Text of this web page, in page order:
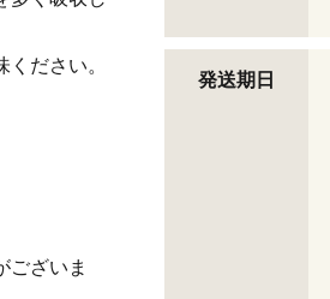
ださい。
ございま
発送期日